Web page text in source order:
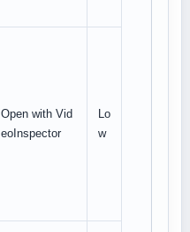
Open with Vid
eoInspector
Lo
w